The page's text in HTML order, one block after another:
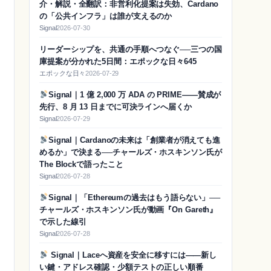
介・解説・全翻訳：非営利化提案は失効、Cardano
の「公共インフラ」は誰が支えるのか
Signal2026-07-30
リーダーシップを、共通の手順へつなぐ──三つの国
庫提案が分かれた5日間：エポックな日々645
エポックな日々2026-07-29
Signal｜1 億 2,000 万 ADA の PRIME——賛成が
先行、8 月 13 日までに可決ラインへ届くか
Signal2026-07-29
Signal｜Cardanoの未来は「創業者が消えても進
めるか」で決まる──チャールズ・ホスキンソン氏が
The Blockで語ったこと
Signal2026-07-28
Signal｜「Ethereumの過去はもう語らない」──
チャールズ・ホスキンソン氏が動画『On Gareth』
で示した線引
Signal2026-07-28
Signal｜Laceへ資産を安全に移すには——新し
い鍵・アドレス確認・少額テストの正しい順番